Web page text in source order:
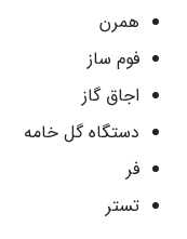
همرن
فوم ساز
اجاق گاز
دستگاه گل خامه
فر
تستر